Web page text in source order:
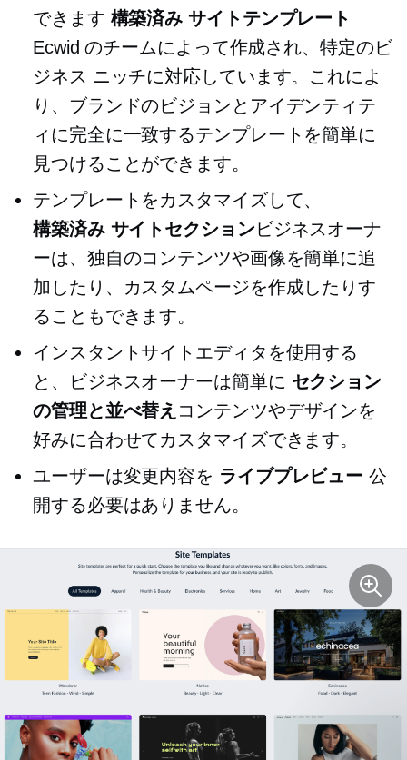
できます 構築済み サイトテンプレート
Ecwid のチームによって作成され、特定のビ
ジネス ニッチに対応しています。これによ
り、ブランドのビジョンとアイデンティテ
ィに完全に一致するテンプレートを簡単に
見つけることができます。
テンプレートをカスタマイズして、
構築済みサイトセクションビジネスオーナ
ーは、独自のコンテンツや画像を簡単に追
加したり、カスタムページを作成したりす
ることもできます。
インスタントサイトエディタを使用する
と、ビジネスオーナーは簡単に セクション
の管理と並べ替え コンテンツやデザインを
好みに合わせてカスタマイズできます。
ユーザーは変更内容を ライブプレビュー 公
開する必要はありません。